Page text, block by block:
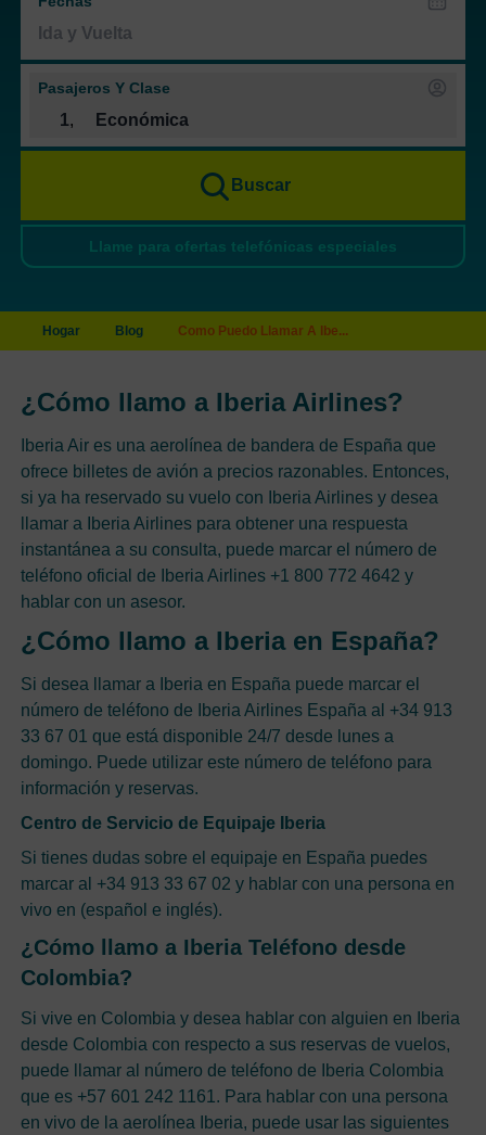
Pasajeros Y Clase
1, Económica
Buscar
Llame para ofertas telefónicas especiales
Hogar Blog Como Puedo Llamar A Ibe...
¿Cómo llamo a Iberia Airlines?
Iberia Air es una aerolínea de bandera de España que
ofrece billetes de avión a precios razonables. Entonces,
si ya ha reservado su vuelo con Iberia Airlines y desea
llamar a Iberia Airlines para obtener una respuesta
instantánea a su consulta, puede marcar el número de
teléfono oficial de Iberia Airlines +1 800 772 4642 y
hablar con un asesor.
¿Cómo llamo a Iberia en España?
Si desea llamar a Iberia en España puede marcar el
número de teléfono de Iberia Airlines España al +34 913
33 67 01 que está disponible 24/7 desde lunes a
domingo. Puede utilizar este número de teléfono para
información y reservas.
Centro de Servicio de Equipaje Iberia
Si tienes dudas sobre el equipaje en España puedes
marcar al +34 913 33 67 02 y hablar con una persona en
vivo en (español e inglés).
¿Cómo llamo a Iberia Teléfono desde
Colombia?
Si vive en Colombia y desea hablar con alguien en Iberia
desde Colombia con respecto a sus reservas de vuelos,
puede llamar al número de teléfono de Iberia Colombia
que es +57 601 242 1161. Para hablar con una persona
en vivo de la aerolínea Iberia, puede usar las siguientes